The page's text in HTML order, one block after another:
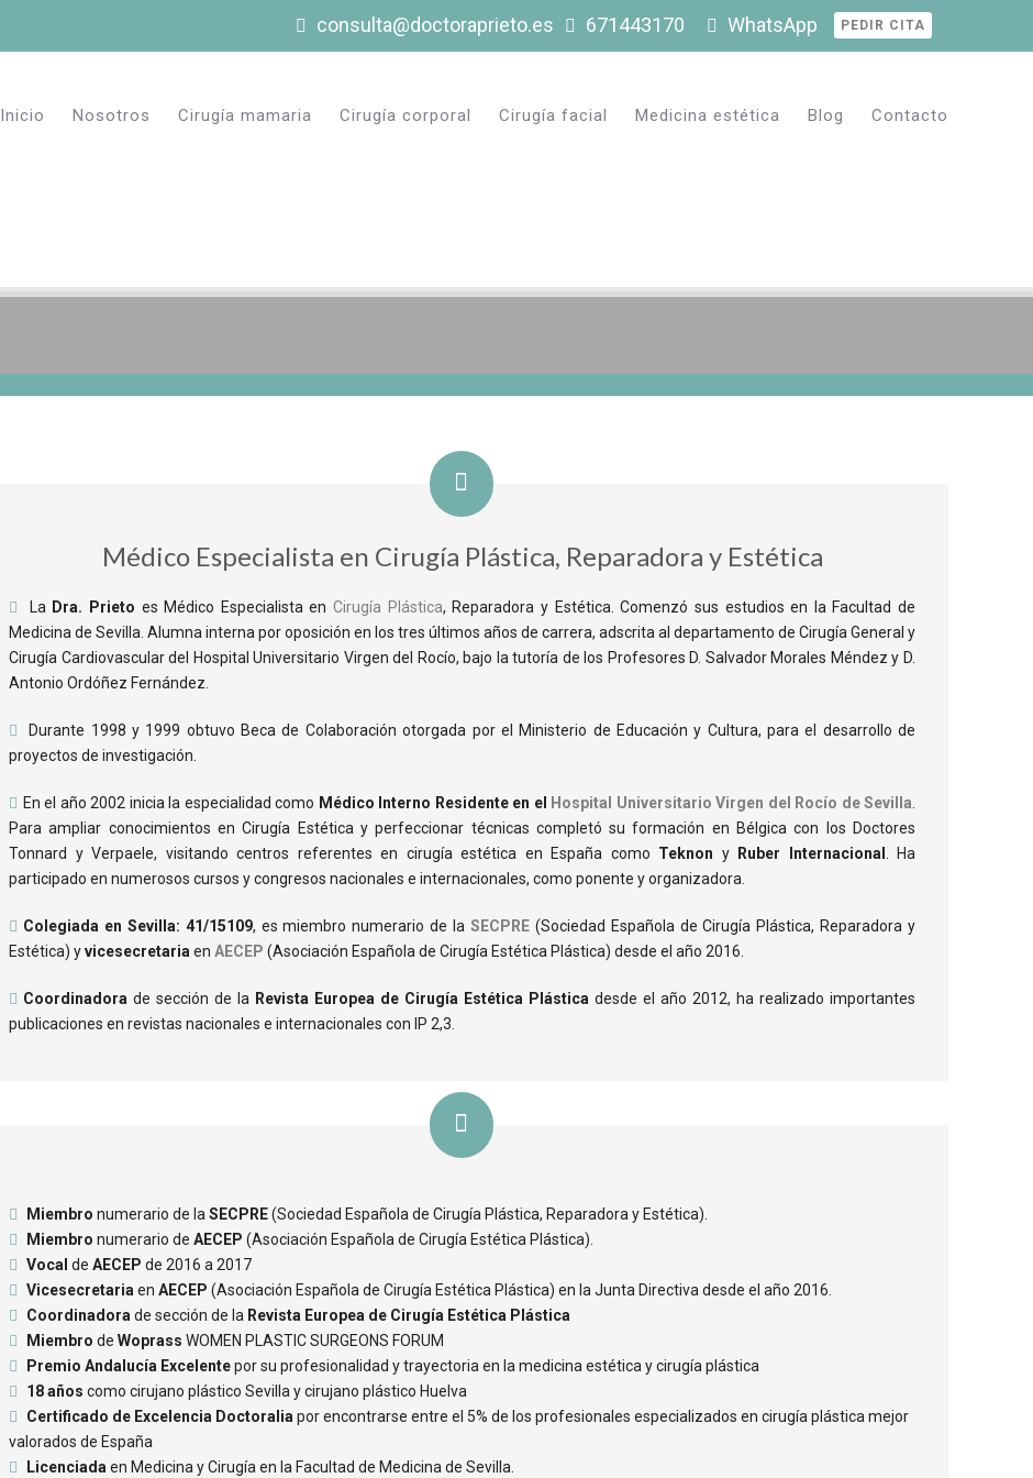
PEDIR CITA
consulta@doctoraprieto.es 671443170 WhatsApp
Inicio Nosotros Cirugía mamaria Cirugía corporal Cirugía facial Medicina estética Blog Contacto
Médico Especialista en Cirugía Plástica, Reparadora y Estética
La Dra. Prieto es Médico Especialista enCirugía Plástica, Reparadora y Estética. Comenzó sus estudios en la Facultad de
Medicina de Sevilla. Alumna interna por oposición en los tres últimos años de carrera, adscrita al departamento de Cirugía General y
Cirugía Cardiovascular del Hospital Universitario Virgen del Rocío, bajo la tutoría de los Profesores D. Salvador Morales Méndez y D.
Antonio Ordóñez Fernández.
Durante 1998 y 1999 obtuvo Beca de Colaboración otorgada por el Ministerio de Educación y Cultura, para el desarrollo de
proyectos de investigación.
En el año 2002 inicia la especialidad como Médico Interno Residente en el Hospital Universitario Virgen del Rocío de Sevilla
Para ampliar conocimientos en Cirugía Estética y perfeccionar técnicas completó su formación en Bélgica con los Doctores
Tonnard y Verpaele, visitando centros referentes en cirugía estética en España como Teknon y Ruber Internacional
. Ha
participado en numerosos cursos y congresos nacionales e internacionales, como ponente y organizadora.
Colegiada en Sevilla: 41/15109, es miembro numerario de la SECPRE(Sociedad Española de Cirugía Plástica, Reparadora y
Estética) yvicesecretaria en AECEP (Asociación Española de Cirugía Estética Plástica) desde el año 2016.
Coordinadora de sección de la Revista Europea de Cirugía Estética Plástica desde el año 2012, ha realizado importantes
publicaciones en revistas nacionales e internacionales con IP 2,3.
Miembro numerario de la SECPRE(Sociedad Española de Cirugía Plástica, Reparadora y Estética).
Miembro numerario de AECEP (Asociación Española de Cirugía Estética Plástica).
Vocal de AECEP de 2016 a 2017
Vicesecretaria en AECEP (Asociación Española de Cirugía Estética Plástica) en la Junta Directiva desde el año 2016.
Coordinadora de sección de la Revista Europea de Cirugía Estética Plástica
Miembro de Woprass WOMEN PLASTIC SURGEONS FORUM
Premio Andalucía Excelentepor su profesionalidad y trayectoria en la medicina estética y cirugía plástica
18 años como cirujano plástico Sevilla y cirujano plástico Huelva
Certificado de Excelencia Doctoralia por encontrarse entre el 5% de los profesionales especializados en cirugía plástica mejor
valorados de España
Licenciada en Medicina y Cirugía en la Facultad de Medicina de Sevilla.